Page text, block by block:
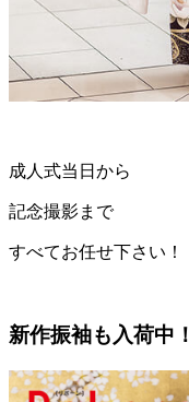
成人式当日から
記念撮影まで
すべてお任せ下さい！
新作振袖も入荷中！